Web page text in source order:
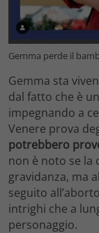
Gemma perde il
Gemma sta
dal fatto che è
impegnando a
Venere prova
potrebbero
non è noto se la
gravidanza, ma
seguito
intrighi che a
personaggio.